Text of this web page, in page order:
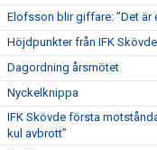
Elofsson blir giffare: ”Det är
Höjdpunkter från IFK
Dagordning årsmötet
Nyckelknippa
IFK Skövde första
kul avbrott”